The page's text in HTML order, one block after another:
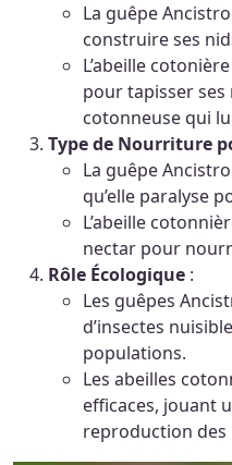
La guêpe
construire ses
L’abeille
pour tapisser
cotonneuse qui
Type de Nourriture
La guêpe
qu’elle paralyse
L’abeille
nectar pour
Rôle Écologique :
Les guêpes
d’insectes
populations.
Les abeilles
efficaces, jouant
reproduction des